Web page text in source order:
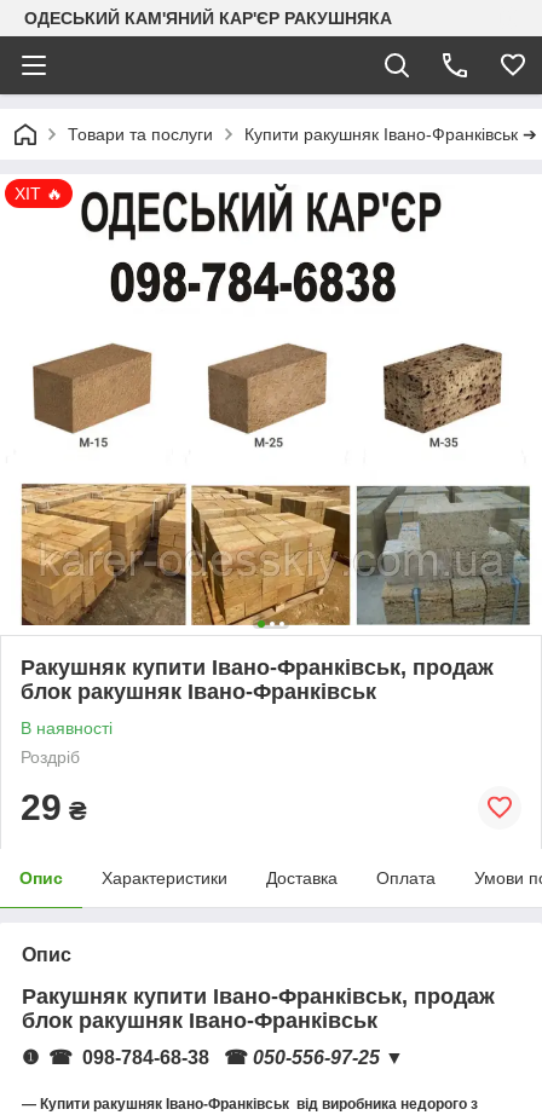
ОДЕСЬКИЙ КАМ'ЯНИЙ КАР'ЄР РАКУШНЯКА
Товари та послуги Купити ракушняк Івано-Франківськ ➔
ХІТ 🔥
Ракушняк купити Івано-Франківськ, продаж
блок ракушняк Івано-Франківськ
В наявності
Роздріб
29 ₴
Опис Характеристики Доставка Оплата Умови
Опис
Ракушняк купити Івано-Франківськ, продаж
блок ракушняк Івано-Франківськ
❶ ☎ 098-784-68-38 ☎ 050-556-97-25 ▼
— Купити ракушняк Івано-Франківськ від виробника недорого з